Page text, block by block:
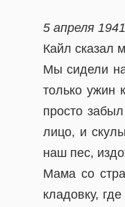
5 апреля
Кайл сказал
Мы сидели
только ужин
просто
лицо, и
наш пес,
Мама со
кладовку,